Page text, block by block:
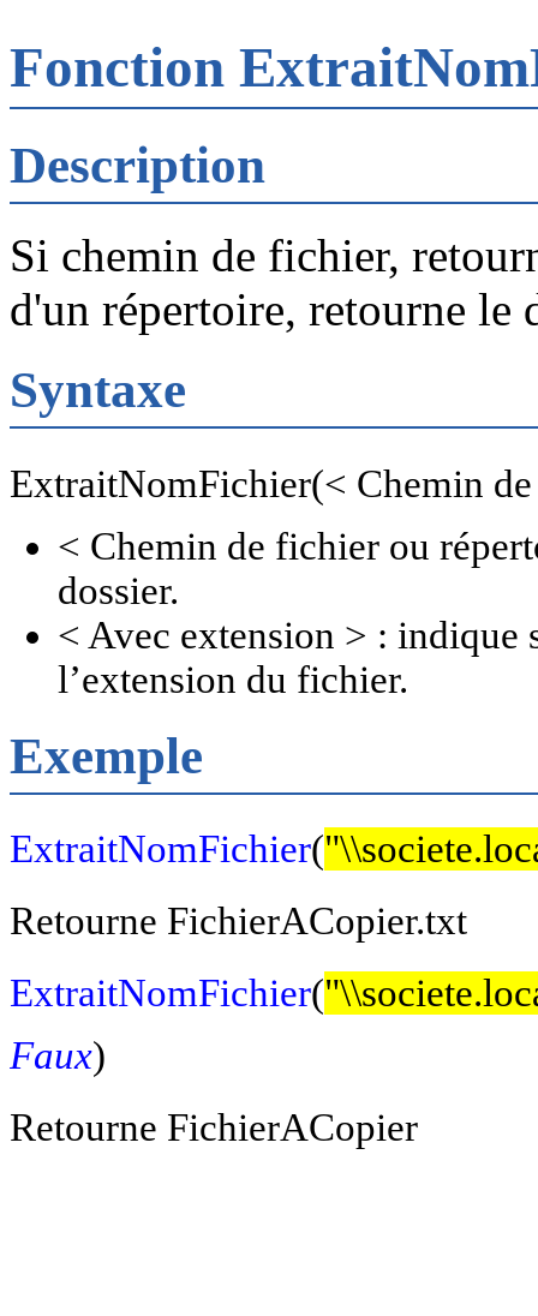
Fonction
Description
Si chemin de fichier,
d'un répertoire, retourne le
Syntaxe
ExtraitNomFichier(< Chemin
< Chemin de fichier ou
dossier.
< Avec extension > :
l’extension du fichier.
Exemple
ExtraitNomFichier(
Retourne FichierACopier.txt
ExtraitNomFichier(
Faux)
Retourne FichierACopier